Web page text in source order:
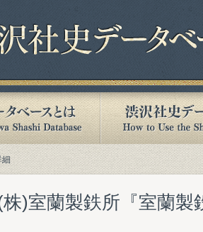
細
)室蘭製鉄所『室蘭製